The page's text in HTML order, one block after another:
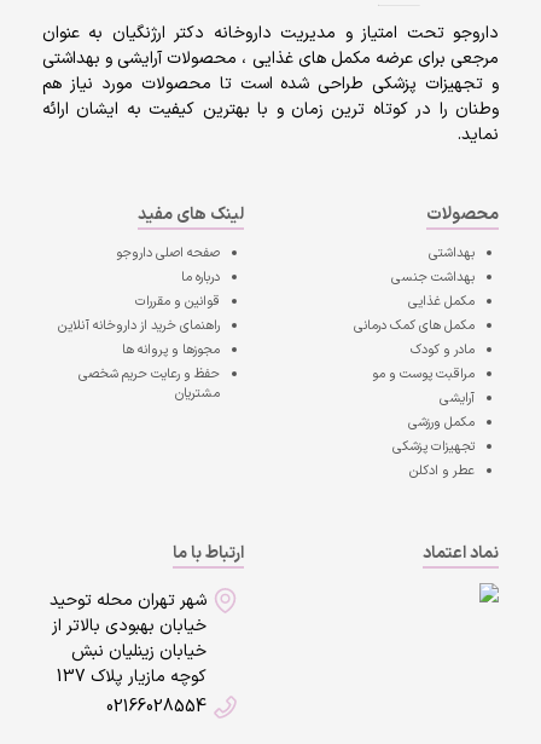
داروجو تحت امتیاز و مدیریت داروخانه دکتر ارژنگیان به عنوان
مرجعی برای عرضه مکمل های غذایی ، محصولات آرایشی و بهداشتی
و تجهیزات پزشکی طراحی شده است تا محصولات مورد نیاز هم
وطنان را در کوتاه ترین زمان و با بهترین کیفیت به ایشان ارائه
نماید.
محصولات
بهداشتی
بهداشت جنسی
مکمل غذایی
مکمل های کمک درمانی
مادر و کودک
مراقبت پوست و مو
آرایشی
مکمل ورزشی
تجهیزات پزشکی
عطر و ادکلن
لینک های مفید
صفحه اصلیداروجو
درباره ما
قوانین و مقررات
راهنمای خرید از داروخانه آنلاین
مجوزها و پروانه ها
حفظ و رعایت حریم شخصی
مشتریان
نماد اعتماد
ارتباط با ما
شهر تهران محله توحید
خیابان بهبودی بالاتر از
خیابان زینلیان نبش
کوچه مازیار پلاک 137
02166028554